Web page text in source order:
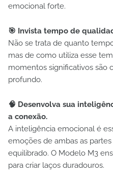
emocional forte.
🎯 Invista tempo de
Não se trata de quanto
mas de como utiliza esse
momentos significativos são
profundo.
🧠 Desenvolva sua
a conexão.
A inteligência emocional é
emoções de ambas as
equilibrado. O Modelo M3
para criar laços duradouros.